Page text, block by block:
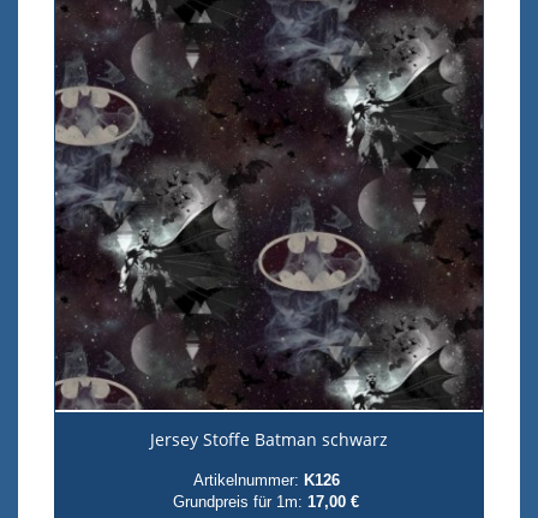
Jersey Stoffe Batman schwarz
Artikelnummer: K126
Grundpreis für 1m: 17,00 €